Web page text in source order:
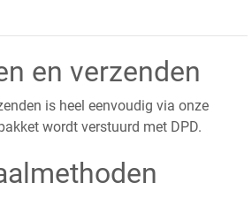
en verzenden
is heel eenvoudig via onze
wordt verstuurd met DPD.